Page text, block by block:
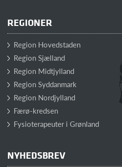
REGIONER
Region Hovedstaden
Region Sjælland
Region Midtjylland
Region Syddanmark
Region Nordjylland
Færø-kredsen
Fysioterapeuter i Grønland
NYHEDSBREV